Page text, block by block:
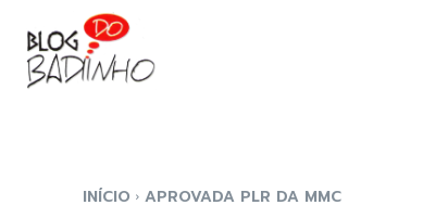
INÍCIO APROVADA PLR DA MMC